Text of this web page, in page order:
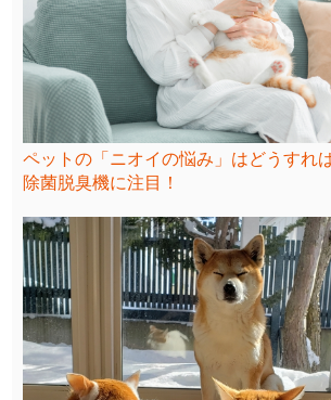
ペットの「ニオイの悩み」はどうすれ
除菌脱臭機に注目！